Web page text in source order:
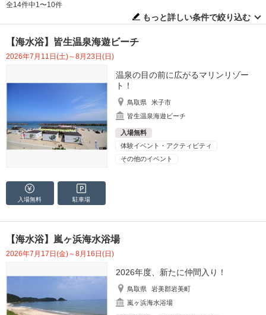
全14件中1〜10件
もっと詳しい条件で絞り込む
【海水浴】皆生温泉海遊ビーチ
2026年7月11日(土)～8月23日(日)
温泉の目の前に広がるマリンリゾー
ト！
鳥取県
米子市
皆生温泉海遊ビーチ
入場無料
体験イベント・アクティビティ
その他のイベント
入場無料 駐車場
【海水浴】嵐ヶ浜海水浴場
2026年7月17日(金)～8月16日(日)
2026年度、新たに仲間入り！
鳥取県
岩美郡岩美町
嵐ヶ浜海水浴場